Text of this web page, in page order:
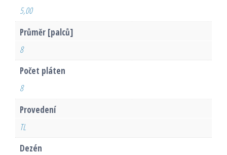
5,00
Průměr [palců]
8
Počet pláten
8
Provedení
TL
Dezén